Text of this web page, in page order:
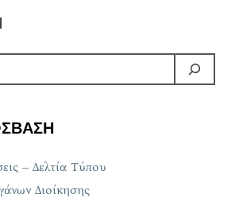
– Δελτία Τύπου
Διοίκησης